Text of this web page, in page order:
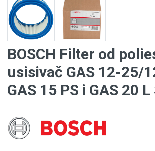
BOSCH Filter od
usisivač GAS 12-25/
GAS 15 PS i GAS 20 L